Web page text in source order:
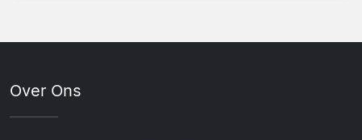
Over Ons